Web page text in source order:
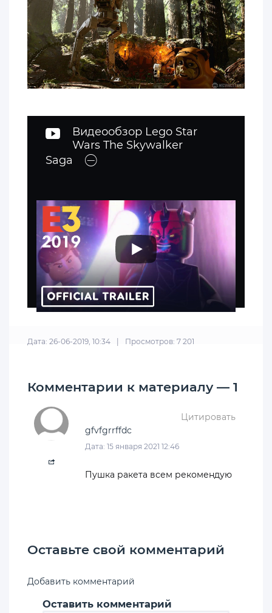
Видеообзор Lego Star
Wars The Skywalker
Saga
Дата: 26-06-2019, 10:34 Просмотров: 7 201
Комментарии к материалу — 1
Цитировать
gfvfgrrffdc
Дата: 15 января 2021 12:46
Пушка ракета всем рекомендую
Оставьте свой комментарий
Добавить комментарий
Оставить комментарий